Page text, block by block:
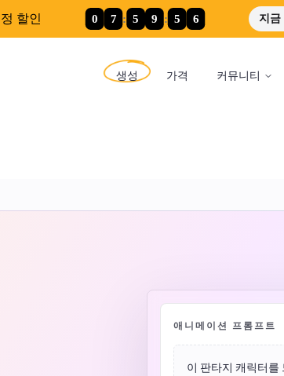
할인 0 7 : 5 9 : 5 5 지금
생성 가격 커뮤니티
애니메이션 프롬프트
이 판타지 캐릭터를